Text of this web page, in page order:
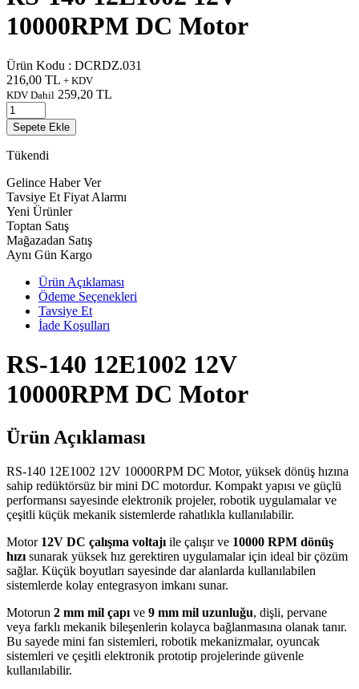
10000RPM DC Motor
Ürün Kodu : DCRDZ.031
216,00 TL + KDV
KDV Dahil 259,20 TL
Sepete Ekle
Tükendi
Gelince Haber Ver
Tavsiye Et Fiyat Alarmı
Yeni Ürünler
Toptan Satış
Mağazadan Satış
Aynı Gün Kargo
Ürün Açıklaması
Ödeme Seçenekleri
Tavsiye Et
İade Koşulları
RS-140 12E1002 12V
10000RPM DC Motor
Ürün Açıklaması
RS-140 12E1002 12V 10000RPM DC Motor, yüksek dönüş hızına
sahip redüktörsüz bir mini DC motordur. Kompakt yapısı ve güçlü
performansı sayesinde elektronik projeler, robotik uygulamalar ve
çeşitli küçük mekanik sistemlerde rahatlıkla kullanılabilir.
Motor 12V DC çalışma voltajı ile çalışır ve 10000 RPM dönüş
hızı sunarak yüksek hız gerektiren uygulamalar için ideal bir çözüm
sağlar. Küçük boyutları sayesinde dar alanlarda kullanılabilen
sistemlerde kolay entegrasyon imkanı sunar.
Motorun 2 mm mil çapı ve 9 mm mil uzunluğu, dişli, pervane
veya farklı mekanik bileşenlerin kolayca bağlanmasına olanak tanır.
Bu sayede mini fan sistemleri, robotik mekanizmalar, oyuncak
sistemleri ve çeşitli elektronik prototip projelerinde güvenle
kullanılabilir.